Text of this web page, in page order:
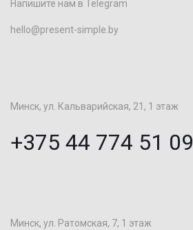
Напишите нам в Telegram
hello@present-simple.by
Минск, ул. Кальварийская, 21, 1 этаж
+375 44 774 51 09
Минск, ул. Ратомская, 7, 1 этаж